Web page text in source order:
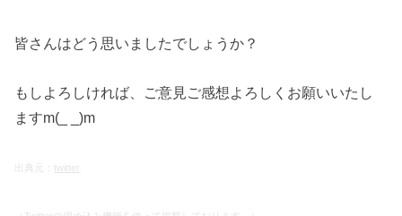
皆さんはどう思いましたでしょうか？
もしよろしければ、ご意見ご感想よろしくお願いいたし
ますm(_ _)m
出典元： twitter